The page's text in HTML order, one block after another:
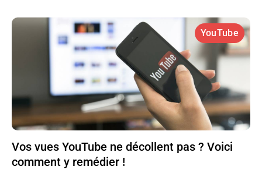
YouTube
Vos vues YouTube ne décollent pas ? Voici
comment y remédier !